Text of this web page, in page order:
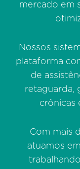
mercado em
Nossos
plataforma
de
retaguarda,
crônicas
Com mais
atuamos